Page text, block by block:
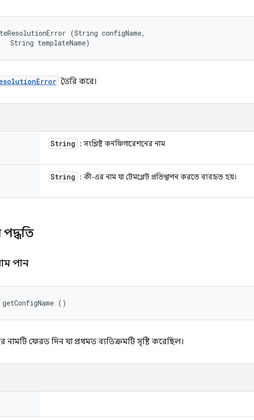
(String configName,
String templateName)
তৈরি করে।
String : সংশ্লিষ্ট কনফিগারেশনের নাম
String : কী-এর নাম যা টেমপ্লেট প্রতিস্থাপন করতে ব্যবহৃত হয়।
পান
()
ফেরত দিন যা প্রথমত ব্যতিক্রমটি সৃষ্টি করেছিল।